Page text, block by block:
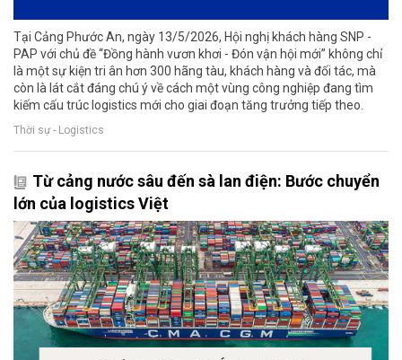
Tại Cảng Phước An, ngày 13/5/2026, Hội nghị khách hàng SNP -
PAP với chủ đề “Đồng hành vươn khơi - Đón vận hội mới” không chỉ
là một sự kiện tri ân hơn 300 hãng tàu, khách hàng và đối tác, mà
còn là lát cắt đáng chú ý về cách một vùng công nghiệp đang tìm
kiếm cấu trúc logistics mới cho giai đoạn tăng trưởng tiếp theo.
Thời sự - Logistics
Từ cảng nước sâu đến sà lan điện: Bước chuyển
lớn của logistics Việt